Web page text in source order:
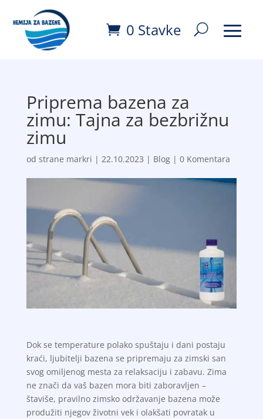
0 Stavke
Priprema bazena za
zimu: Tajna za bezbrižnu
zimu
od strane markri | 22.10.2023 | Blog| 0 Komentara
Dok se temperature polako spuštaju i dani postaju
kraći, ljubitelji bazena se pripremaju za zimski san
svog omiljenog mesta za relaksaciju i zabavu. Zima
ne znači da vaš bazen mora biti zaboravljen –
štaviše, pravilno zimsko održavanje bazena može
produžiti njegov životni vek i olakšati povratak u